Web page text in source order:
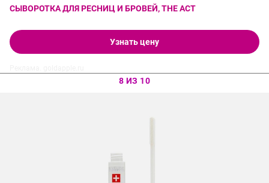
СЫВОРОТКА ДЛЯ РЕСНИЦ И БРОВЕЙ, THE ACT
Узнать цену
8 ИЗ 10